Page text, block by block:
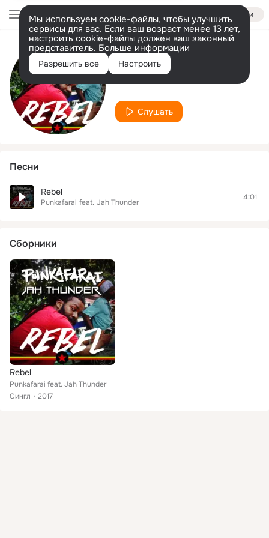
Войти
Мы используем cookie-файлы, чтобы улучшить
сервисы для вас. Если ваш возраст менее 13 лет,
настроить cookie-файлы должен ваш законный
представитель. Больше информации
Разрешить все Настроить
Исполнитель
Punkafarai
Слушать
Песни
Rebel
Punkafarai feat. Jah Thunder
4:01
Сборники
Rebel
Punkafarai feat. Jah Thunder
Сингл
2017